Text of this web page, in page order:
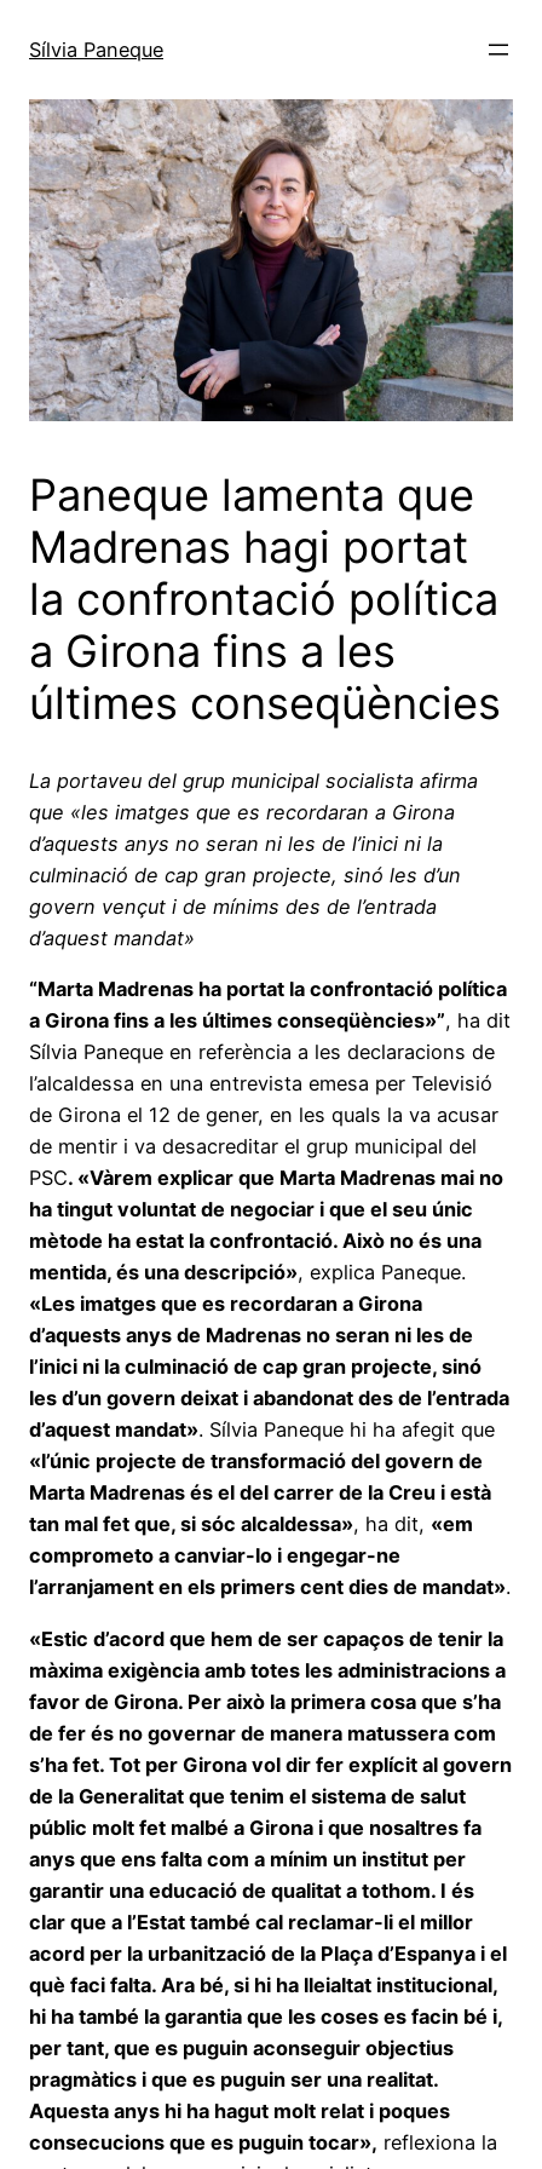
Sílvia Paneque
Paneque lamenta que
Madrenas hagi portat
la confrontació política
a Girona fins a les
últimes conseqüències
La portaveu del grup municipal socialista afirma
que «les imatges que es recordaran a Girona
d’aquests anys no seran ni les de l’inici ni la
culminació de cap gran projecte, sinó les d’un
govern vençut i de mínims des de l’entrada
d’aquest mandat»
“Marta Madrenas ha portat la confrontació política
a Girona fins a les últimes conseqüències»”, ha dit
Sílvia Paneque en referència a les declaracions de
l’alcaldessa en una entrevista emesa per Televisió
de Girona el 12 de gener, en les quals la va acusar
de mentir i va desacreditar el grup municipal del
PSC. «Vàrem explicar que Marta Madrenas mai no
ha tingut voluntat de negociar i que el seu únic
mètode ha estat la confrontació. Això no és una
mentida, és una descripció», explica Paneque.
«Les imatges que es recordaran a Girona
d’aquests anys de Madrenas no seran ni les de
l’inici ni la culminació de cap gran projecte, sinó
les d’un govern deixat i abandonat des de l’entrada
d’aquest mandat». Sílvia Paneque hi ha afegit que
«l’únic projecte de transformació del govern de
Marta Madrenas és el del carrer de la Creu i està
tan mal fet que, si sóc alcaldessa», ha dit, «em
comprometo a canviar-lo i engegar-ne
l’arranjament en els primers cent dies de mandat».
«Estic d’acord que hem de ser capaços de tenir la
màxima exigència amb totes les administracions a
favor de Girona. Per això la primera cosa que s’ha
de fer és no governar de manera matussera com
s’ha fet. Tot per Girona vol dir fer explícit al govern
de la Generalitat que tenim el sistema de salut
públic molt fet malbé a Girona i que nosaltres fa
anys que ens falta com a mínim un institut per
garantir una educació de qualitat a tothom. I és
clar que a l’Estat també cal reclamar-li el millor
acord per la urbanització de la Plaça d’Espanya i el
què faci falta. Ara bé, si hi ha lleialtat institucional,
hi ha també la garantia que les coses es facin bé i,
per tant, que es puguin aconseguir objectius
pragmàtics i que es puguin ser una realitat.
Aquesta anys hi ha hagut molt relat i poques
consecucions que es puguin tocar», reflexiona la